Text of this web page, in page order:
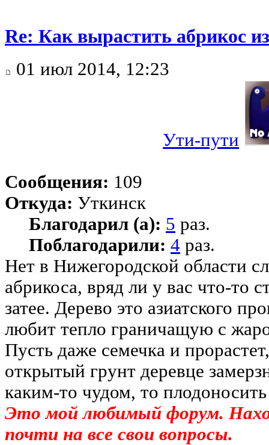
Re: Как вырастить абрикос
01 июл 2014, 12:23
Ути-пути
Сообщения: 109
Откуда: Уткинск
Благодарил (а): 5 раз.
Поблагодарили: 4 раз.
Нет в Нижегородской области
абрикоса, вряд ли у вас что-то
затее. Дерево это азиатского
любит тепло граничащую с
Пусть даже семечка и
открытый грунт деревце
каким-то чудом, то плодоносить
Это мой любимый форум.
почти на все свои вопросы.